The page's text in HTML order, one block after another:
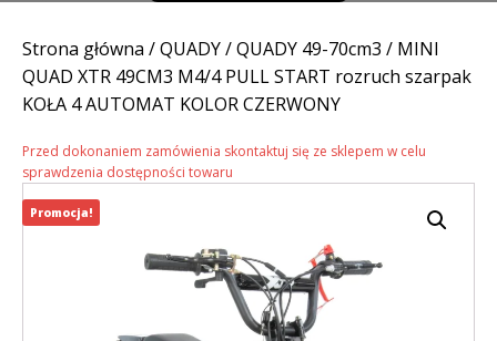
Strona główna /QUADY/QUADY 49-70cm3 / MINI
QUAD XTR 49CM3 M4/4 PULL START rozruch szarpak
KOŁA 4 AUTOMAT KOLOR CZERWONY
Przed dokonaniem zamówienia skontaktuj się ze sklepem w celu
sprawdzenia dostępności towaru
Promocja!